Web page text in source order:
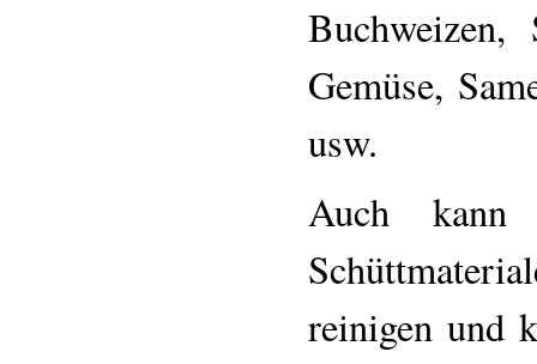
Gemüse,
usw.
Auch kann
reinigen und